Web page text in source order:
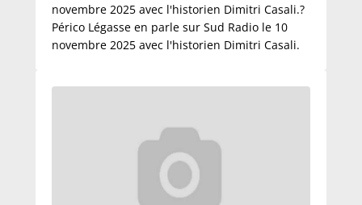
novembre 2025 avec l'historien Dimitri Casali.?
Périco Légasse en parle sur Sud Radio le 10
novembre 2025 avec l'historien Dimitri Casali.